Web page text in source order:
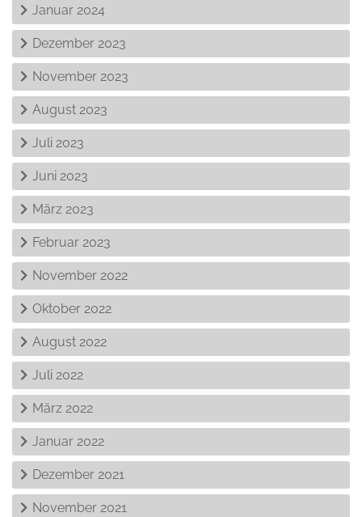
Januar 2024
Dezember 2023
November 2023
August 2023
Juli 2023
Juni 2023
März 2023
Februar 2023
November 2022
Oktober 2022
August 2022
Juli 2022
März 2022
Januar 2022
Dezember 2021
November 2021